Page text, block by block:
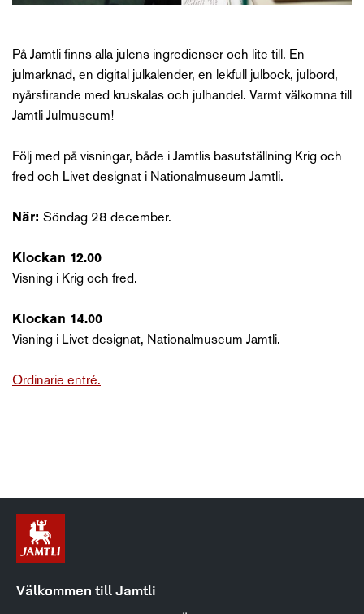
På Jamtli finns alla julens ingredienser och lite till. En
julmarknad, en digital julkalender, en lekfull julbock, julbord,
nyårsfirande med kruskalas och julhandel. Varmt välkomna till
Jamtli Julmuseum!
Följ med på visningar, både i Jamtlis basutställning Krig och
fred och Livet designat i Nationalmuseum Jamtli.
När: Söndag 28 december.
Klockan 12.00
Visning i Krig och fred.
Klockan 14.00
Visning i Livet designat, Nationalmuseum Jamtli.
Ordinarie entré.
Välkommen till Jamtli